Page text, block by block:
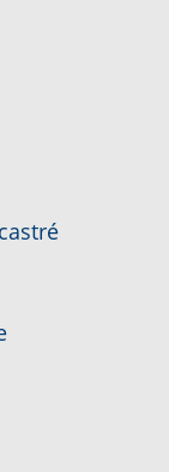
cueillette